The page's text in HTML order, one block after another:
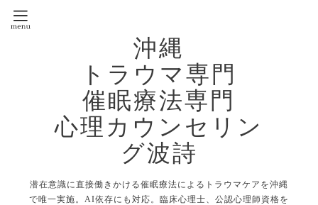
沖縄
トラウマ専門
催眠療法専門
心理カウンセリン
グ波詩
潜在意識に直接働きかける催眠療法によるトラウマケアを沖縄
で唯一実施。AI依存にも対応。臨床心理士、公認心理師資格を